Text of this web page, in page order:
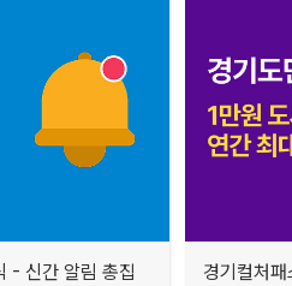
- 신간 알림 총집
경기컬처